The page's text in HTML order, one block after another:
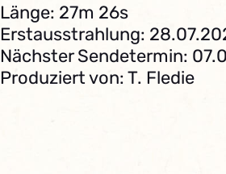
Länge: 27m 26s
Erstausstrahlung:
Nächster Sendetermin:
Produziert von: T. Fledie